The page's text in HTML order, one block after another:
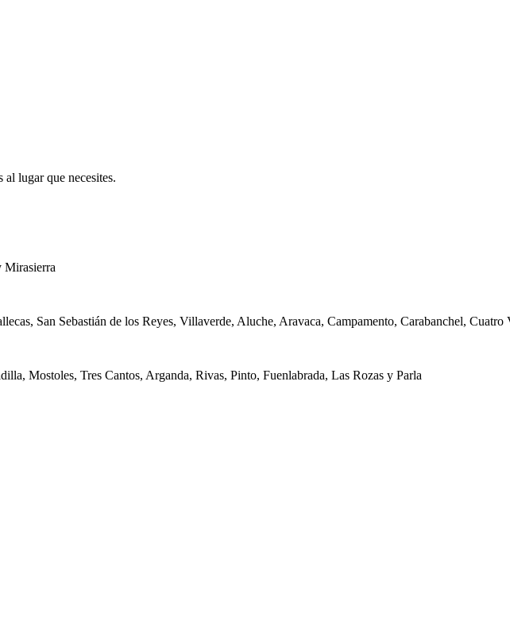
lugar que necesites.
Mirasierra
San Sebastián de los Reyes, Villaverde, Aluche, Aravaca, Campamento, Carabanchel,
Mostoles, Tres Cantos, Arganda, Rivas, Pinto, Fuenlabrada, Las Rozas y Parla